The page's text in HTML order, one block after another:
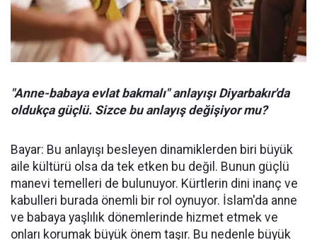
"Anne-babaya evlat bakmalı" anlayışı Diyarbakır'da
oldukça güçlü. Sizce bu anlayış değişiyor mu?
Bayar: Bu anlayışı besleyen dinamiklerden biri büyük
aile kültürü olsa da tek etken bu değil. Bunun güçlü
manevi temelleri de bulunuyor. Kürtlerin dini inanç ve
kabulleri burada önemli bir rol oynuyor. İslam'da anne
ve babaya yaşlılık dönemlerinde hizmet etmek ve
onları korumak büyük önem taşır. Bu nedenle büyük